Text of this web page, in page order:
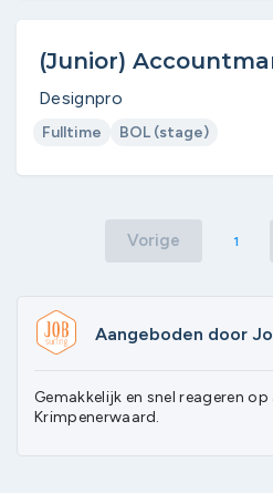
(Junior)
Designpro
Fulltime BOL (stage)
Vorige 1
Aangeboden door
Gemakkelijk en snel reageren
Krimpenerwaard.